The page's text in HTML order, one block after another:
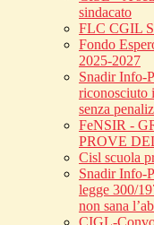
sindacato
FLC CGIL
Fondo
2025-2027
Snadir Info-
riconosciuto
senza
FeNSIR -
PROVE
Cisl scuola
Snadir Info-
legge 300/
non sana